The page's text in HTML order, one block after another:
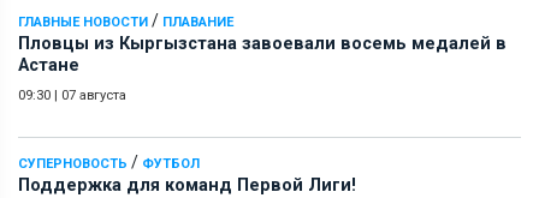
ГЛАВНЫЕ НОВОСТИ / ПЛАВАНИЕ
Пловцы из Кыргызстана завоевали восемь медалей в
Астане
09:30 | 07 августа
СУПЕРНОВОСТЬ / ФУТБОЛ
Поддержка для команд Первой Лиги!